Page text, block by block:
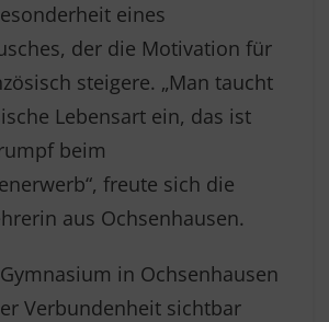
eines
der die Motivation für
steigere. „Man taucht
Lebensart ein, das ist
beim
freute sich die
aus Ochsenhausen.
in Ochsenhausen
Verbundenheit sichtbar